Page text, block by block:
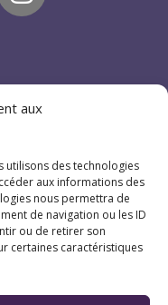
aux
utilisons des technologies
aux informations des
nous permettra de
de navigation ou les ID
ou de retirer son
certaines caractéristiques